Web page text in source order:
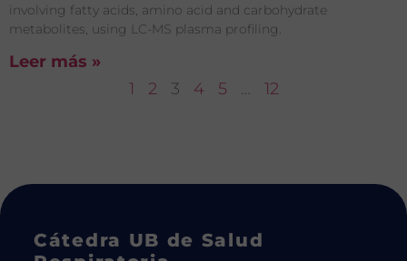
involving fatty acids, amino acid and carbohydrate
metabolites, using LC-MS plasma profiling.
Leer más »
1
2 3 4 5 … 12
Cátedra UB de Salud